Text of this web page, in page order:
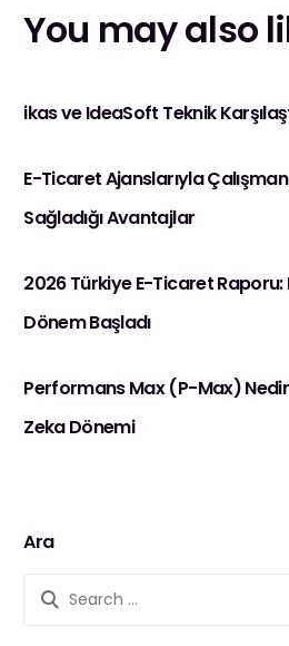
You may also
ikas ve IdeaSoft Teknik
E-Ticaret Ajanslarıyla
Sağladığı Avantajlar
2026 Türkiye E-Ticaret
Dönem Başladı
Performans Max (P-Max)
Zeka Dönemi
Ara